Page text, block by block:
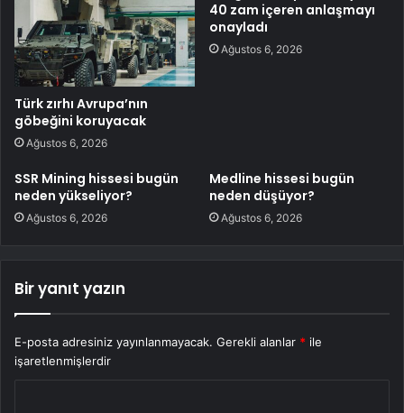
Türk zırhı Avrupa’nın
göbeğini koruyacak
Ağustos 6, 2026
40 zam içeren anlaşmayı
onayladı
Ağustos 6, 2026
SSR Mining hissesi bugün
neden yükseliyor?
Ağustos 6, 2026
Medline hissesi bugün
neden düşüyor?
Ağustos 6, 2026
Bir yanıt yazın
E-posta adresiniz yayınlanmayacak. Gerekli alanlar * ile
işaretlenmişlerdir